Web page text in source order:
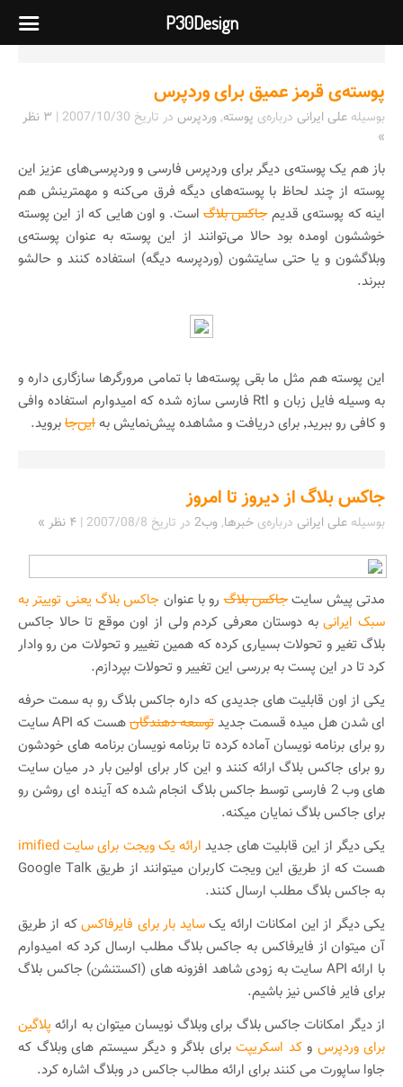
پوسته‌ی قرمز عمیق برای وردپرس
بوسیله علی ایرانی درباره‌ی پوسته,وردپرس در تاریخ 2007/10/30
|
۳ نظر
»
باز هم یک پوسته‌ی دیگر برای وردپرس فارسی و وردپرسی‌های عزیز این
پوسته از چند لحاظ با پوسته‌های دیگه فرق می‌کنه و مهمترینش هم
اینه که پوسته‌ی قدیمجاکس بلاگاست. و اون هایی که از این پوسته
خوششون اومده بود حالا می‌توانند از این پوسته به عنوان پوسته‌ی
وبلاگشون و یا حتی سایتشون (وردپرسه دیگه) استفاده کنند و حالشو
ببرند.
این پوسته هم مثل ما بقی پوسته‌ها با تمامی مرورگر‌ها سازگاری داره و
به وسیله فایل زبان و Rtl فارسی سازه شده که امیدوارم استفاده وافی
و کافی رو ببرید٬ برای دریافت و مشاهده پیش‌نمایش به
این‌جابروید.
جاکس بلاگ از دیروز تا امروز
بوسیله علی ایرانی درباره‌ی خبرها,وب2 در تاریخ 2007/08/8
| ۴ نظر »
مدتی پیش سایتجاکس بلاگرو با عنوان جاکس بلاگ یعنی توییتر به
سبک ایرانیبه دوستان معرفی کردم ولی از اون موقع تا حالا جاکس
بلاگ تغیر و تحولات بسیاری کرده که همین تغییر و تحولات من رو وادار
کرد تا در این پست به بررسی این تغییر و تحولات بپردازم.
یکی از اون قابلیت های جدیدی که داره جاکس بلاگ رو به سمت حرفه
ای شدن هل میده قسمت جدیدتوسعه دهندگان
هست که API سایت
رو برای برنامه نویسان آماده کرده تا برنامه نویسان برنامه های خودشون
رو برای جاکس بلاگ ارائه کنند و این کار برای اولین بار در میان سایت
های وب 2 فارسی توسط جاکس بلاگ انجام شده که آینده ای روشن رو
برای جاکس بلاگ نمایان میکنه.
یکی دیگر از این قابلیت های جدید ارائه یک ویجت برای سایت imified
هست که از طریق این ویجت کاربران میتوانند از طریق Google Talk
به جاکس بلاگ مطلب ارسال کنند.
یکی دیگر از این امکانات ارائه یکساید بار برای فایرفاکسکه از طریق
آن میتوان از فایرفاکس به جاکس بلاگ مطلب ارسال کرد که امیدوارم
با ارائه API سایت به زودی شاهد افزونه های (اکستنشن) جاکس بلاگ
برای فایر فاکس نیز باشیم.
از دیگر امکانات جاکس بلاگ برای وبلاگ نویسان میتوان به ارائه پلاگین
برای وردپرس وکد اسکریپت برای بلاگر و دیگر سیستم های وبلاگ که
جاوا ساپورت می کنند برای ارائه مطالب جاکس در وبلاگ اشاره کرد.
P30Design